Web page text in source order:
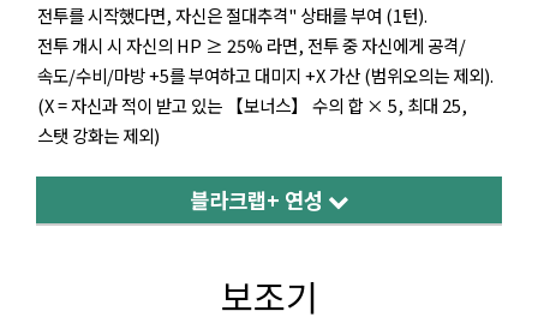
전투를 시작했다면, 자신은 절대추격" 상태를 부여 (1턴).
전투 개시 시 자신의 HP ≥ 25% 라면, 전투 중 자신에게 공격/
속도/수비/마방 +5를 부여하고 대미지 +X 가산 (범위오의는 제외).
(X = 자신과 적이 받고 있는 【보너스】 수의 합 × 5, 최대 25,
스탯 강화는 제외)
블라크랩+ 연성
보조기